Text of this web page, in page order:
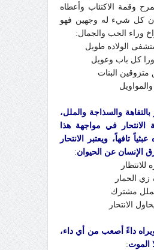
وقمة الاكتئاب وأعطاه
كل شيء له وجهين فهو
وراء الحب والجمال:
الولاده طويل
كل باب وعويل
البنات
والسذاجة والملل،
في مواجهة هذا
تافهاً، ويعتبر الانتحار
الإنسان عن الحيوان:
للانتظار
زي الحمار
مشترك
الانتحار
داءً أصعب من أي داء،
الموت: